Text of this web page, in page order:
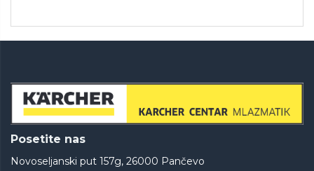
Posetite nas
Novoseljanski put 157g, 26000 Pančevo